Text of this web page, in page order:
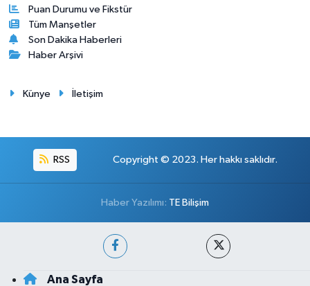
Puan Durumu ve Fikstür
Tüm Manşetler
Son Dakika Haberleri
Haber Arşivi
Künye İletişim
RSS Copyright © 2023. Her hakkı saklıdır.
Haber Yazılımı: TE Bilişim
Ana Sayfa